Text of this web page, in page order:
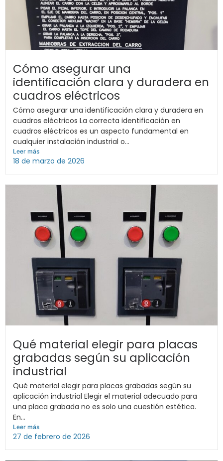
Cómo asegurar una
identificación clara y duradera en
cuadros eléctricos
Cómo asegurar una identificación clara y duradera en
cuadros eléctricos La correcta identificación en
cuadros eléctricos es un aspecto fundamental en
cualquier instalación industrial o...
Leer más
18 de marzo de 2026
Qué material elegir para placas
grabadas según su aplicación
industrial
Qué material elegir para placas grabadas según su
aplicación industrial Elegir el material adecuado para
una placa grabada no es solo una cuestión estética.
En...
Leer más
27 de febrero de 2026